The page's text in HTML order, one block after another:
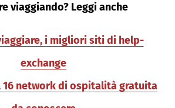
viaggiando? Leggi anche
i migliori siti di help-
exchange
16 network di ospitalità gratuita